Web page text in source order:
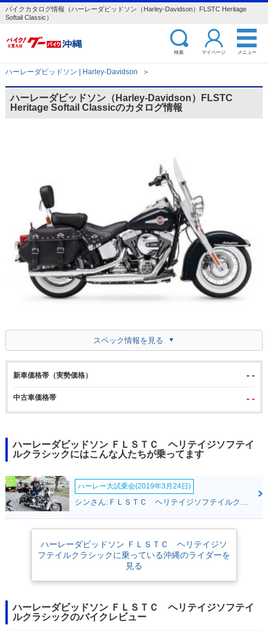
バイクカタログ情報（ハーレーダビッドソン（Harley-Davidson）FLSTC Heritage
Softail Classic）
検索 マイページ メニュー
ハーレーダビッドソン | Harley-Davidson ＞
ハーレーダビッドソン（Harley-Davidson）FLSTC
Heritage Softail Classicのカタログ情報
スペック情報を見る
新車価格帯（実勢価格） - -
中古車価格帯 - -
ハーレーダビッドソン ＦＬＳＴＣ ヘリテイジソフテイ
ルクラシックにはこんな人たちが乗ってます
ハーレー大試乗会(2019年3月24日)
シンさん:ＦＬＳＴＣ ヘリテイジソフテイルクラシック(ハーレーダビッドソン)
ハーレーダビッドソン ＦＬＳＴＣ ヘリテイジソ
フテイルクラシックに乗っている沖縄のライダーを
見る
ハーレーダビッドソン ＦＬＳＴＣ ヘリテイジソフテイ
ルクラシックのバイクレビュー